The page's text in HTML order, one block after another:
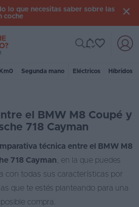
lo que necesitas saber sobre las
coche
Segunda mano Eléctricos Híbridos
el BMW M8 Coupé y
718 Cayman
técnica entre el BMW M8
718 Cayman , en la que puedes
con todas sus características por
que te estés planteando para una
posible compra.